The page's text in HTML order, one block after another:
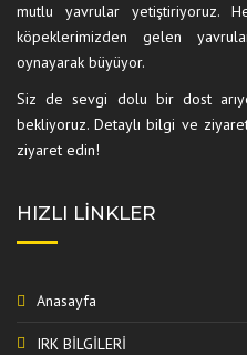
mutlu yavrular yetiştiriyoruz.
köpeklerimizden gelen
oynayarak büyüyor.
Siz de sevgi dolu bir dost
bekliyoruz. Detaylı bilgi ve
ziyaret edin!
HIZLI LINKLER
Anasayfa
IRK BİLGİLERİ